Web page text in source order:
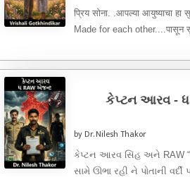
प्रिय सोना. .आपल्या आयुष्याचा
Made for each other....पासून
કેપ્ટન આરવ -
by Dr. Nilesh Thakor
કેપ્ટન આરવ સિંહ અને RAW
સામે ઊભા રહી ને પોતાની